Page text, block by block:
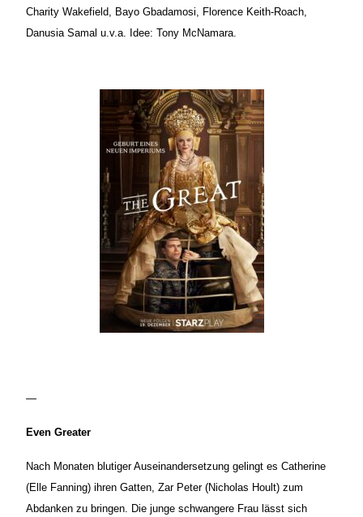
Charity Wakefield, Bayo Gbadamosi, Florence Keith-Roach,
Danusia Samal u.v.a. Idee: Tony McNamara.
—
Even Greater
Nach Monaten blutiger Auseinandersetzung gelingt es Catherine
(Elle Fanning) ihren Gatten, Zar Peter (Nicholas Hoult) zum
Abdanken zu bringen. Die junge schwangere Frau lässt sich